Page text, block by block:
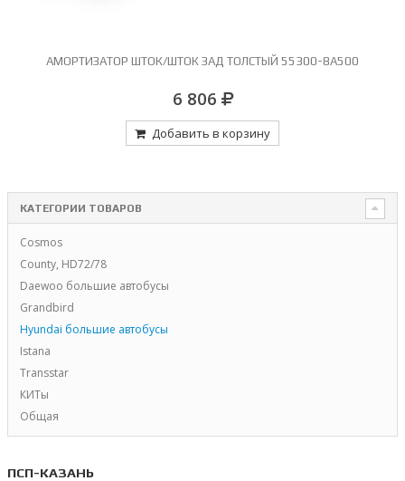
АМОРТИЗАТОР ШТОК/ШТОК ЗАД ТОЛСТЫЙ 55300-8A500
6 806
Добавить в корзину
КАТЕГОРИИ ТОВАРОВ
Cosmos
County, HD72/78
Daewoo большие автобусы
Grandbird
Hyundai большие автобусы
Istana
Transstar
КИТы
Общая
ПСП-КАЗАНЬ